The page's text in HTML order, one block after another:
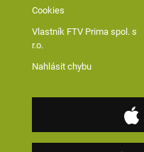
Cookies
Vlastník FTV Prima spol. s
r.o.
Nahlásit chybu